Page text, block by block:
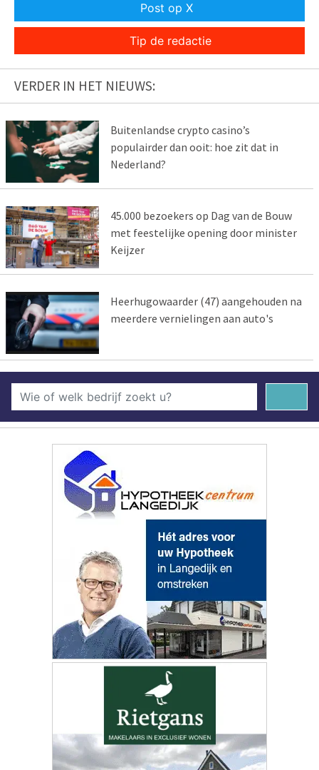
Post op X
Tip de redactie
VERDER IN HET NIEUWS:
Buitenlandse crypto casino’s
populairder dan ooit: hoe zit dat in
Nederland?
45.000 bezoekers op Dag van de Bouw
met feestelijke opening door minister
Keijzer
Heerhugowaarder (47) aangehouden na
meerdere vernielingen aan auto's